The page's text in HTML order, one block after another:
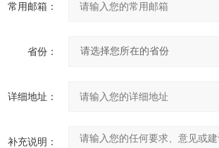
常用邮箱：
省份：
详细地址：
补充说明：